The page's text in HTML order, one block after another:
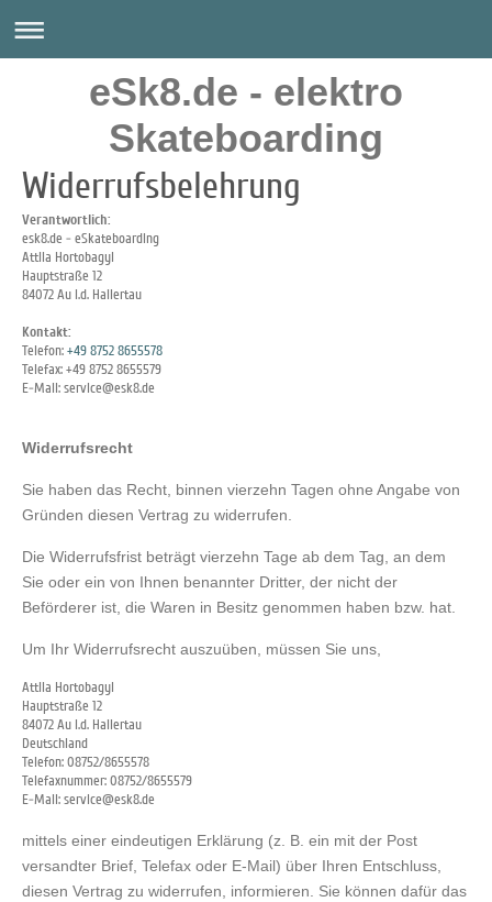
eSk8.de - elektro
Skateboarding
Widerrufsbelehrung
Verantwortlich:
esk8.de - eSkateboarding
Attila Hortobagyi
Hauptstraße 12
84072Au i.d. Hallertau
Kontakt:
Telefon:+49 8752 8655578
Telefax:+49 8752 8655579
E-Mail:service@esk8.de
Widerrufsrecht
Sie haben das Recht, binnen vierzehn Tagen ohne Angabe von
Gründen diesen Vertrag zu widerrufen.
Die Widerrufsfrist beträgt vierzehn Tage ab dem Tag, an dem
Sie oder ein von Ihnen benannter Dritter, der nicht der
Beförderer ist, die Waren in Besitz genommen haben bzw. hat.
Um Ihr Widerrufsrecht auszuüben, müssen Sie uns,
Attila Hortobagyi
Hauptstraße 12
84072 Au i.d. Hallertau
Deutschland
Telefon: 08752/8655578
Telefaxnummer: 08752/8655579
E-Mail: service@esk8.de
mittels einer eindeutigen Erklärung (z. B. ein mit der Post
versandter Brief, Telefax oder E-Mail) über Ihren Entschluss,
diesen Vertrag zu widerrufen, informieren. Sie können dafür das